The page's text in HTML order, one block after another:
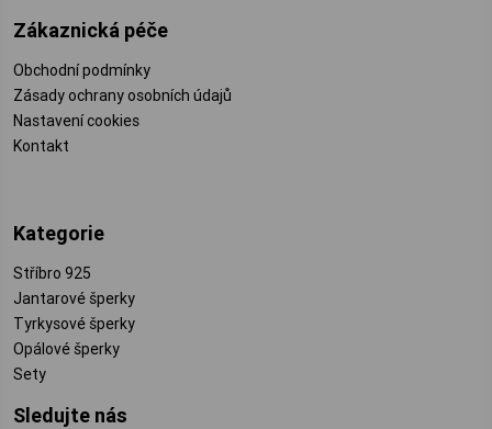
Zákaznická péče
Obchodní podmínky
Zásady ochrany osobních údajů
Nastavení cookies
Kontakt
Kategorie
Stříbro 925
Jantarové šperky
Tyrkysové šperky
Opálové šperky
Sety
Sledujte nás